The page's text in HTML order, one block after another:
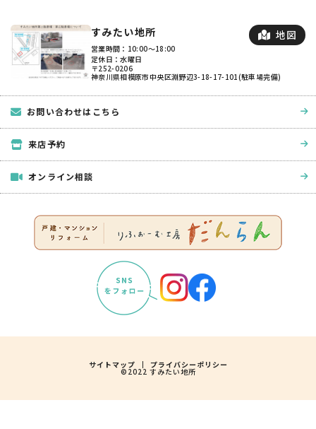
すみたい地所
営業時間：10:00〜18:00
定休日：水曜日
〒252-0206
神奈川県相模原市中央区淵野辺3-18-17-101(駐車場完備)
地図
お問い合わせはこちら
来店予約
オンライン相談
サイトマップ プライバシーポリシー
©2022 すみたい地所